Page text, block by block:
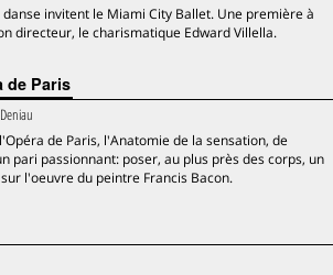
invitent le Miami City Ballet. Une première à
directeur, le charismatique Edward Villella.
de Paris
de Paris, l'Anatomie de la sensation, de
pari passionnant: poser, au plus près des corps, un
l'oeuvre du peintre Francis Bacon.